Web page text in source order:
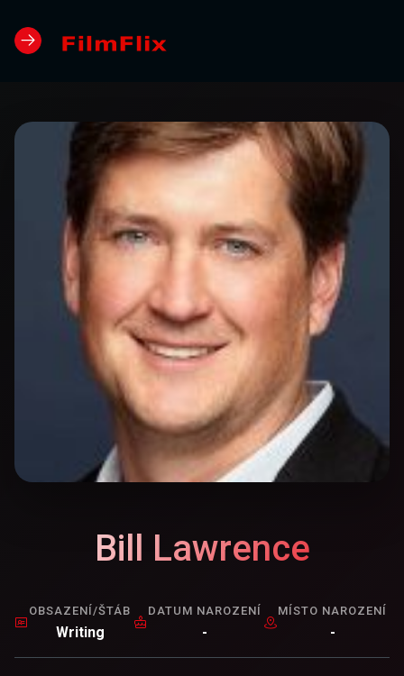
Bill Lawrence
OBSAZENÍ/ŠTÁB
Writing
DATUM NAROZENÍ
-
MÍSTO NAROZENÍ
-